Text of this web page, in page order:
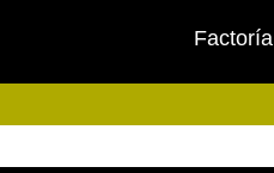
Factoría